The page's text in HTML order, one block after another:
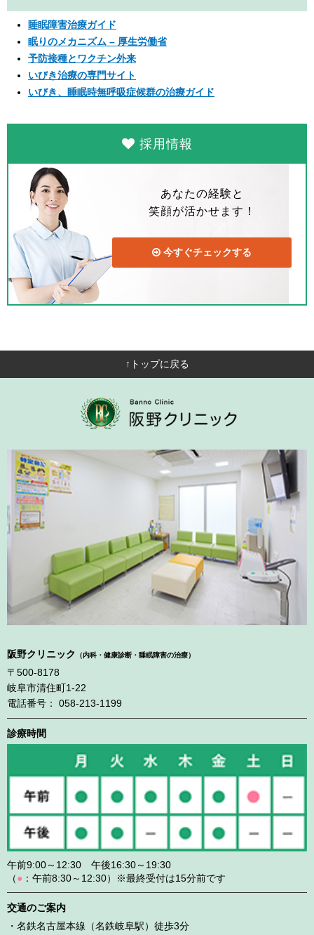
睡眠障害治療ガイド
眠りのメカニズム – 厚生労働省
予防接種とワクチン外来
いびき治療の専門サイト
いびき、睡眠時無呼吸症候群の治療ガイド
採用情報
あなたの経験と
笑顔が活かせます！
今すぐチェックする
↑トップに戻る
阪野クリニック （内科・健康診断・睡眠障害の治療）
〒500-8178
岐阜市清住町1-22
電話番号： 058-213-1199
診療時間
午前9:00～12:30 午後16:30～19:30
（● ：午前8:30～12:30）※最終受付は15分前です
交通のご案内
・名鉄名古屋本線（名鉄岐阜駅）徒歩3分